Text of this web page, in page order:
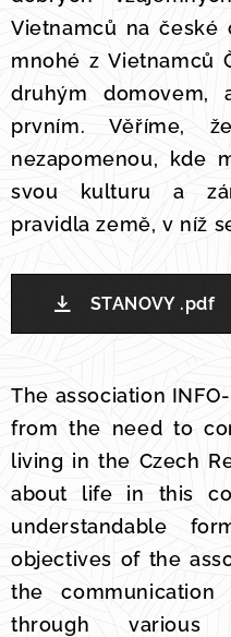
Vietnamců na české
mnohé z Vietnamců
druhým domovem,
prvním. Věříme,
nezapomenou, kde
svou kulturu a
pravidla země, v níž
STANOVY .pdf
The association
from the need to
living in the Czech
about life in this
understandable
objectives of the
the
through various